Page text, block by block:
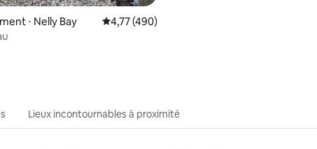
⋅ Nelly Bay Évaluation moyenne sur la base de 490
4,77 (490)
Lieux incontournables à proximité